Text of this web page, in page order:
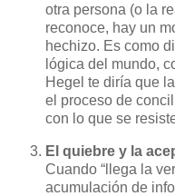
otra persona (o la
reconoce, hay un
hechizo. Es como
lógica del mundo,
Hegel te diría que
el proceso de
con lo que se
El quiebre y la
Cuando “llega la
acumulación de